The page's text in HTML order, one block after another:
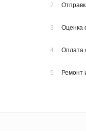
2
3 Оценка
4 Оплата
5 Ремонт